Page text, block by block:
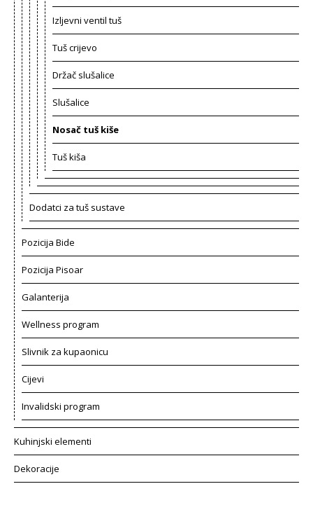
Izljevni ventil tuš
Tuš crijevo
Držač slušalice
Slušalice
Nosač tuš kiše
Tuš kiša
Dodatci za tuš sustave
Pozicija Bide
Pozicija Pisoar
Galanterija
Wellness program
Slivnik za kupaonicu
Cijevi
Invalidski program
Kuhinjski elementi
Dekoracije